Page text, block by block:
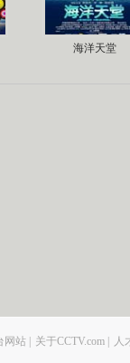
海洋天堂
网站 | 关于CCTV.com | 人